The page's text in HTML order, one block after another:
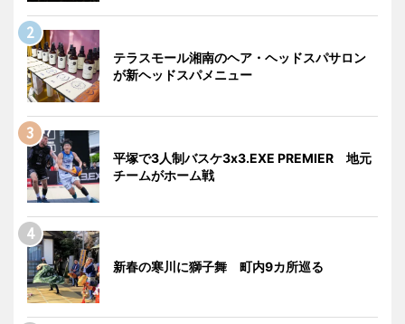
テラスモール湘南のヘア・ヘッドスパサロン
が新ヘッドスパメニュー
平塚で3人制バスケ3x3.EXE PREMIER 地元
チームがホーム戦
新春の寒川に獅子舞 町内9カ所巡る